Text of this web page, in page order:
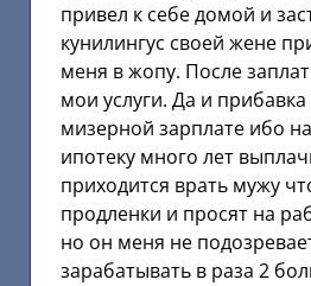
привел к себе домой и
кунилингус своей жене
меня в жопу. После
мои услуги. Да и
мизерной зарплате ибо
ипотеку много лет
приходится врать мужу
продленки и просят на
но он меня не
зарабатывать в раза 2